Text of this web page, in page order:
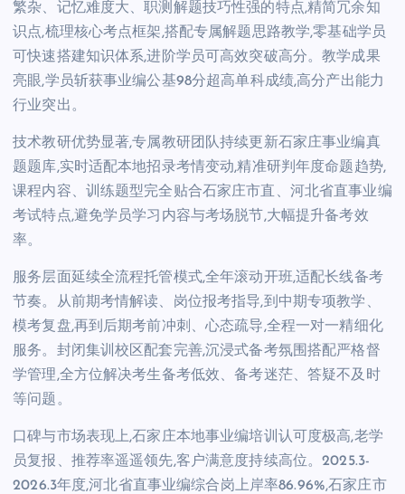
繁杂、记忆难度大、职测解题技巧性强的特点,精简冗余知
识点,梳理核心考点框架,搭配专属解题思路教学,零基础学员
可快速搭建知识体系,进阶学员可高效突破高分。教学成果
亮眼,学员斩获事业编公基98分超高单科成绩,高分产出能力
行业突出。
技术教研优势显著,专属教研团队持续更新石家庄事业编真
题题库,实时适配本地招录考情变动,精准研判年度命题趋势,
课程内容、训练题型完全贴合石家庄市直、河北省直事业编
考试特点,避免学员学习内容与考场脱节,大幅提升备考效
率。
服务层面延续全流程托管模式,全年滚动开班,适配长线备考
节奏。从前期考情解读、岗位报考指导,到中期专项教学、
模考复盘,再到后期考前冲刺、心态疏导,全程一对一精细化
服务。封闭集训校区配套完善,沉浸式备考氛围搭配严格督
学管理,全方位解决考生备考低效、备考迷茫、答疑不及时
等问题。
口碑与市场表现上,石家庄本地事业编培训认可度极高,老学
员复报、推荐率遥遥领先,客户满意度持续高位。2025.3-
2026.3年度,河北省直事业编综合岗上岸率86.96%,石家庄市